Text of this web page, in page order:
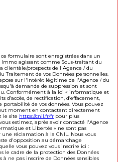
formulaire sont enregistrées dans un
agissant comme Sous-traitant du
prospects de l'Agence / du
Traitement de vos Données personnelles.
sur l'intérêt légitime de l'Agence / du
demande de suppression et sont
Conformément à la loi « informatique et
d’accès, de rectification, d’effacement,
de vos données. Vous pouvez
moment en contactant directement
le site https://cnil.fr/fr pour plus
estimez, après avoir contacté l'Agence
et Libertés » ne sont pas
une réclamation à la CNIL. Nous vous
d'opposition au démarchage
vous pouvez vous inscrire ici :
le cadre de la protection des Données
à ne pas inscrire de Données sensibles